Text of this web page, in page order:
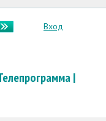
Вход
|